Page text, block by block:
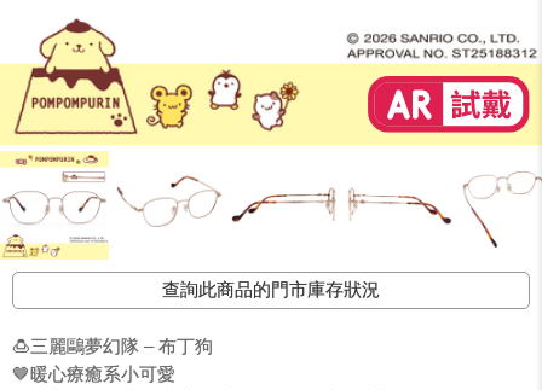
查詢此商品的門市庫存狀況
🍮三麗鷗夢幻隊 – 布丁狗
🤎暖心療癒系小可愛